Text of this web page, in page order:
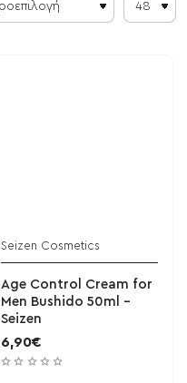
Seizen Cosmetics
Age Control Cream for
Men Bushido 50ml -
Seizen
6,90€